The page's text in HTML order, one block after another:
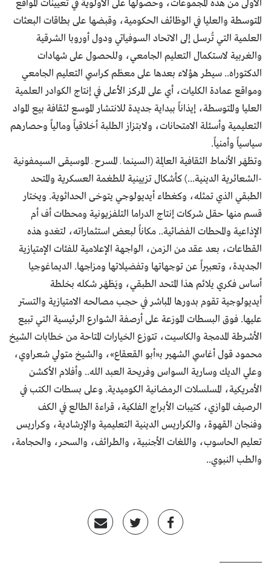
الأولى من هذه المجموعات، وحصولها على الأولوية في تعيينات المواقع
المتوسطة والعليا في الوظائف الحكومية، وقبضها على بطاقات البعثات
العلمية التي تُرسل إلى الاتحاد السوفياتي ودول أوروبا الشرقية
والغربية لاستكمال التعليم الجامعي، وللحصول على شهادات
الدكتوراه.. سيطر هؤلاء بعدها على معظم كراسي التعليم الجامعي
ومواقع عمادة الكليات، أي على المركز الأعلى في إنتاج الكوادر العلمية
العليا والمتوسطة، إيذاناً ببداية جديدة للانتشار الموسع لثقافة بيع المواد
التعليمية وأسئلة الامتحانات، ولابتزاز الطلبة أخلاقياً ومالياً وحصارهم
سياسياً وأمنياً.
وتظهَر الأنماط الثقافية العالِمة (السينما ـ المسرح ـ الموسيقى السيمفونية
-الشعائرية الدينية...) كأشكال تزيينية للطغمة العسكرية والمتحد
الطبقي الذي تمثله، وكغطاء أيديولوجي يتوخى الحداثوية. ويختار
قسم منها حقل شركات إنتاج الدراما التلفزيونية ومحطات أف أم
الإذاعية والمحطات الفضائية.. مكاناً لبعض استثماراته، لتغدو هذه
القطاعات، بعد عقد من الزمن، الواجهة الإعلامية للفئات الإمتيازية
الجديدة، وتعبيراً عن توجهاتها وتفضيلاتها ومزاجها. الديماغوجيا
أساس فكري يلائم هذا المتحد الطبقي، ويَظهَر شكله بخلطة
أيديولوجية تقوم بدورها المباشر في حجب مصالحه الامتيازية والتستر
عليها. فوق البسطات الموزعة على أرصفة الشوارع الرئيسية التي تبيع
الأشرطة المدمجة والكاسيت، تتوزع الخيارات المتاحة من خطابات الشيخ
محمود قول أغاسي الشهير بـ«أبو القعقاع»، والشيخ متولي شعراوي،
وعلي الديك وسارية السواس وفريحة العبد الله.. وأفلام الأكشن
الأمريكية، المسلسلات الرمضانية الكوميدية. وعلى بسطات الكتب في
الرصيف الموازي، كتيبات الأبراج الفلكية، قراءة الطالع في الكف
وفنجان القهوة، والكراريس الدينية التعليمية والإرشادية، وكراريس
تعليم الحاسوب، واللغات الأجنبية، والطرائف، والسحر، والحجامة،
والطب النبوي..